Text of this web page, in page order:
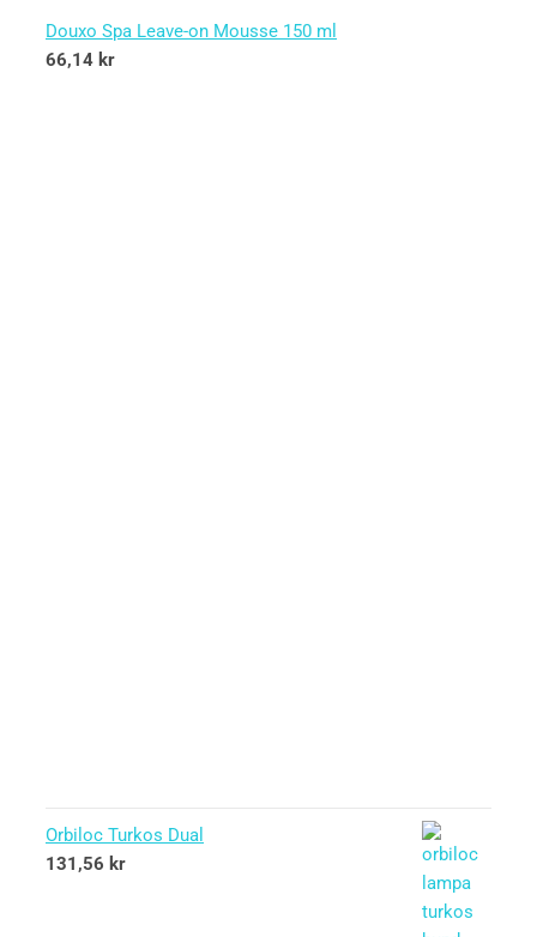
Douxo Spa Leave-on Mousse 150 ml
66,14 kr
Orbiloc Turkos Dual
131,56 kr